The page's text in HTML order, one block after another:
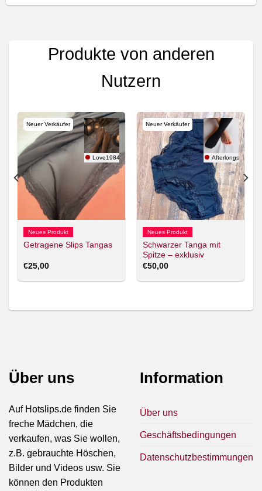
Produkte von anderen
Nutzern
Neuer Verkäufer
Love1984
Neues Produkt
Getragene Slips Tangas
€25,00
Neuer Verkäufer
Afterlongshift
Neues Produkt
Schwarzer Tanga mit
Spitze – exklusiv
getragen
€50,00
Über uns
Auf Hotslips.de finden Sie
freche Mädchen, die
verkaufen, was Sie wollen,
z.B. gebrauchte Höschen,
Bilder und Videos usw. Sie
können den Produkten
Information
Über uns
Geschäftsbedingungen
Datenschutzbestimmungen